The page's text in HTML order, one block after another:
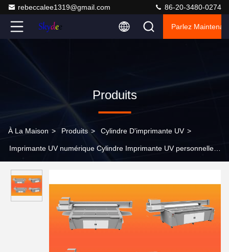
rebeccalee1319@gmail.com 86-20-3480-0274
Parlez
Produits
À La Maison > Produits > Cylindre D'imprimante UV >
Imprimante UV numérique Cylindre Imprimante UV personnelle